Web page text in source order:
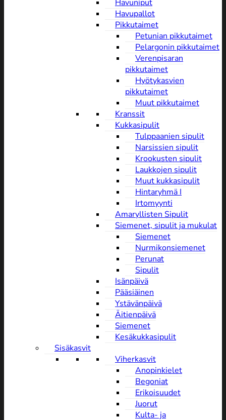
Havuniput
Havupallot
Pikkutaimet
Petunian pikkutaimet
Pelargonin pikkutaimet
Verenpisaran
pikkutaimet
Hyötykasvien
pikkutaimet
Muut pikkutaimet
Kranssit
Kukkasipulit
Tulppaanien sipulit
Narsissien sipulit
Krookusten sipulit
Laukkojen sipulit
Muut kukkasipulit
Hintaryhmä I
Irtomyynti
Amaryllisten Sipulit
Siemenet, sipulit ja mukulat
Siemenet
Nurmikonsiemenet
Perunat
Sipulit
Isänpäivä
Pääsiäinen
Ystävänpäivä
Äitienpäivä
Siemenet
Kesäkukkasipulit
Sisäkasvit
Viherkasvit
Anopinkielet
Begoniat
Erikoisuudet
Juorut
Kulta- ja